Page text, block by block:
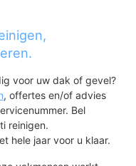
voor uw dak of gevel?
, offertes en/of advies
Bel
reinigen.
hele jaar voor u klaar.